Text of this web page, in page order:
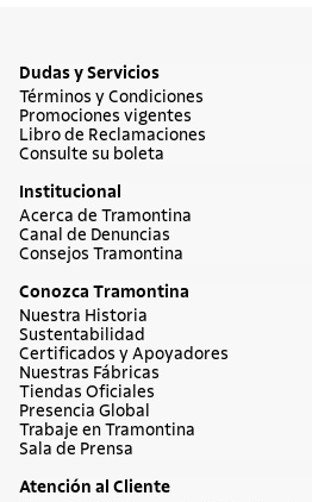
Dudas y Servicios
Términos y Condiciones
Promociones vigentes
Libro de Reclamaciones
Consulte su boleta
Institucional
Acerca de Tramontina
Canal de Denuncias
Consejos Tramontina
Conozca Tramontina
Nuestra Historia
Sustentabilidad
Certificados y Apoyadores
Nuestras Fábricas
Tiendas Oficiales
Presencia Global
Trabaje en Tramontina
Sala de Prensa
Atención al Cliente